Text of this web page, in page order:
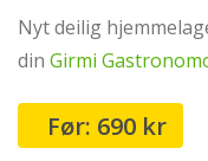
Nyt deilig
din Girmi
690 kr